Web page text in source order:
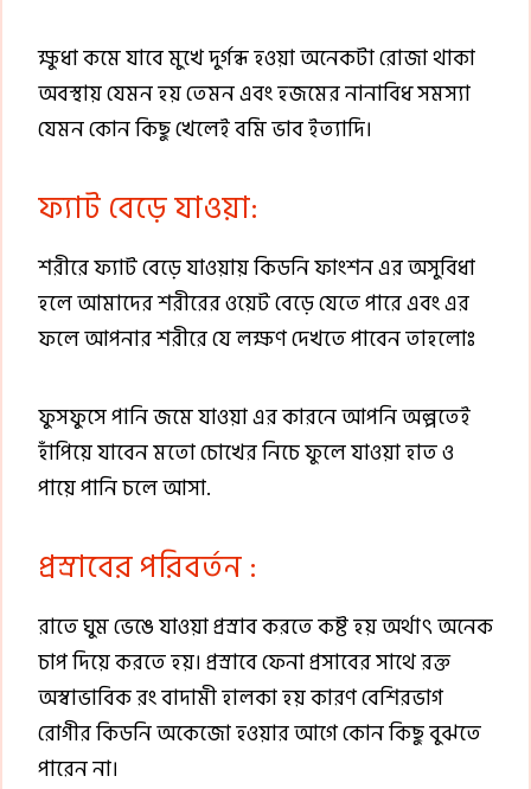
ক্ষুধা কমে যাবে মুখে দুর্গন্ধ হওয়া অনেকটা রোজা থাকা
অবস্থায় যেমন হয় তেমন এবং হজমের নানাবিধ সমস্যা
যেমন কোন কিছু খেলেই বমি ভাব ইত্যাদি।
ফ্যাট বেড়ে যাওয়া:
শরীরে ফ্যাট বেড়ে যাওয়ায় কিডনি ফাংশন এর অসুবিধা
হলে আমাদের শরীরের ওয়েট বেড়ে যেতে পারে এবং এর
ফলে আপনার শরীরে যে লক্ষণ দেখতে পাবেন তাহলোঃ
ফুসফুসে পানি জমে যাওয়া এর কারনে আপনি অল্পতেই
হাঁপিয়ে যাবেন মতো চোখের নিচে ফুলে যাওয়া হাত ও
পায়ে পানি চলে আসা.
প্রস্রাবের পরিবর্তন :
রাতে ঘুম ভেঙে যাওয়া প্রস্রাব করতে কষ্ট হয় অর্থাৎ অনেক
চাপ দিয়ে করতে হয়। প্রস্রাবে ফেনা প্রসাবের সাথে রক্ত
অস্বাভাবিক রং বাদামী হালকা হয় কারণ বেশিরভাগ
রোগীর কিডনি অকেজো হওয়ার আগে কোন কিছু বুঝতে
পারেন না।